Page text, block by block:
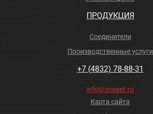
ПРОДУКЦИЯ
Соединители
Производственные услуги
+7 (4832) 78-88-31
info@sneget.ru
Карта сайта